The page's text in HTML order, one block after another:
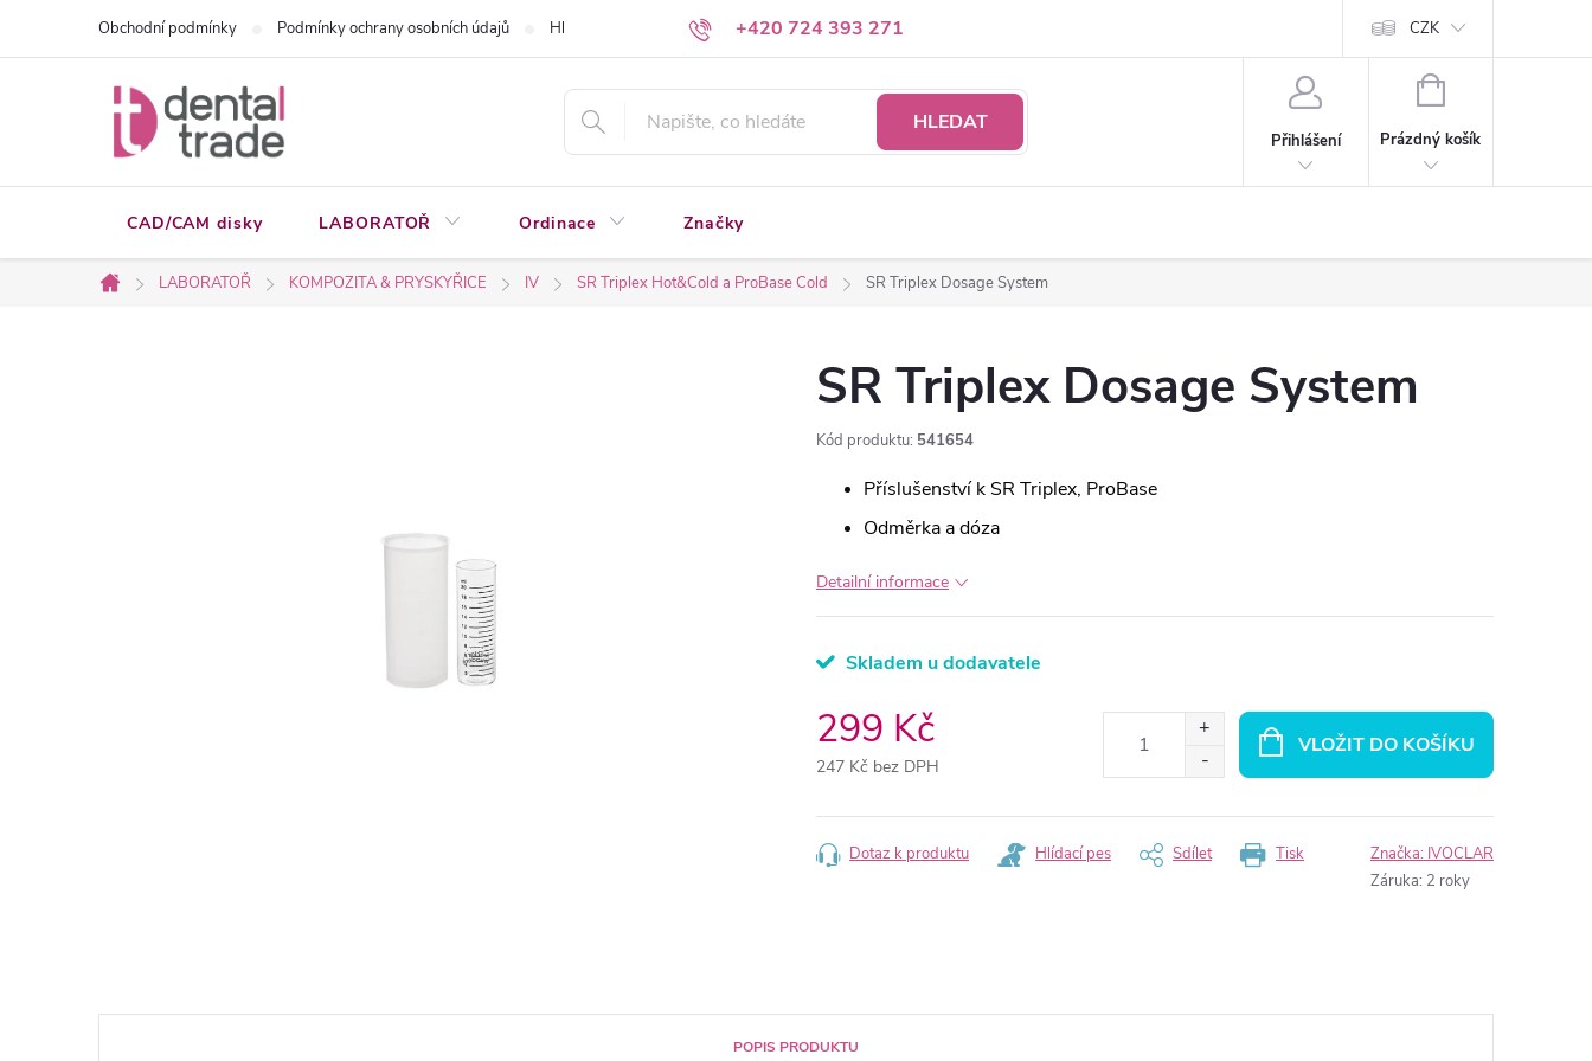
+420 724 393 271
Obchodní podmínky Podmínky ochrany osobních údajů Hledáte a nenacházíte? Napište nám CZK
HLEDAT
Přihlášení
NÁKUPNÍ
Prázdný košík
CAD/CAM disky LABORATOŘ Ordinace Značky
Domů
LABORATOŘ KOMPOZITA & PRYSKYŘICE IV SR Triplex Hot&Cold a ProBase Cold SR Triplex Dosage System
SR Triplex Dosage System
Kód produktu: 541654
Příslušenství k SR Triplex, ProBase
Odměrka a dóza
Detailní informace
Skladem u dodavatele
299 Kč
247 Kč bez DPH
cena:
VLOŽIT DO KOŠÍKU
Tisk
Dotaz k produktu Hlídací pes Sdílet Značka: IVOCLAR
Záruka: 2 roky
POPIS PRODUKTU